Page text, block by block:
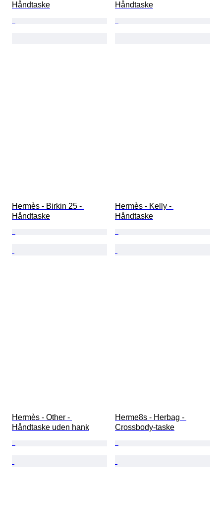
Håndtaske
Håndtaske
Hermès - Birkin 25 -
Håndtaske
Hermès - Kelly -
Håndtaske
Hermès - Other -
Håndtaske uden hank
Herme8s - Herbag -
Crossbody-taske